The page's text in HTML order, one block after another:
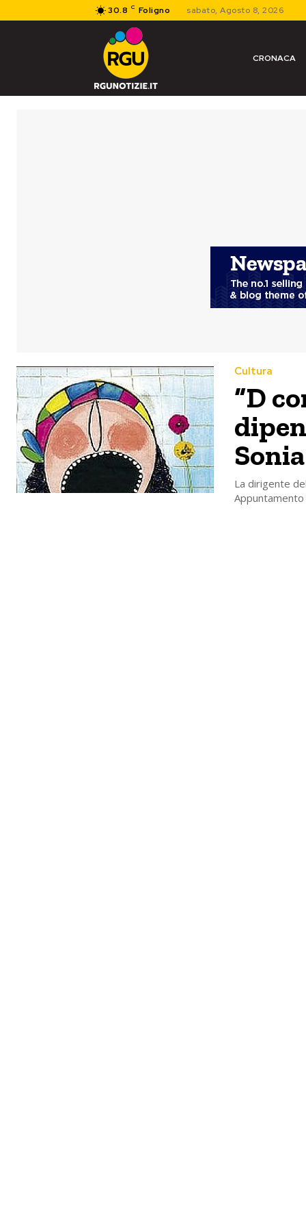
30.8 C Foligno sabato, Agosto 8, 2026
CRONACA
Cultura
“D
La dirigente